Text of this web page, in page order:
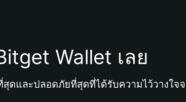
Wallet เลย
ดและปลอดภัยที่สุดที่ได้รับความไว้วางใจ